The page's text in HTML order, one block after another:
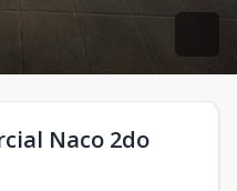
Naco 2do